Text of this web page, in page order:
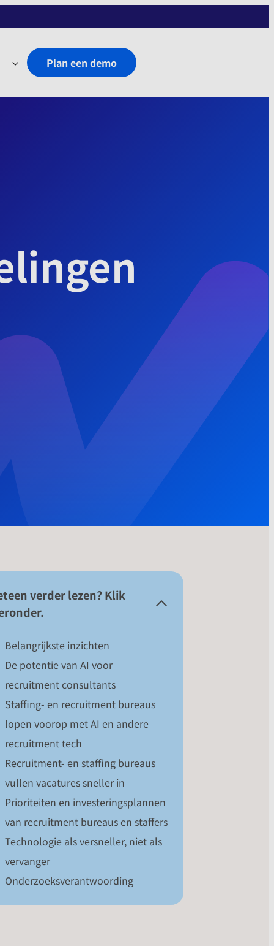
Plan een demo
verder lezen? Klik
Belangrijkste inzichten
De potentie van AI voor
recruitment consultants
Staffing- en recruitment bureaus
lopen voorop met AI en andere
recruitment tech
Recruitment- en staffing bureaus
vullen vacatures sneller in
Prioriteiten en investeringsplannen
van recruitment bureaus en staffers
Technologie als versneller, niet als
vervanger
Onderzoeksverantwoording